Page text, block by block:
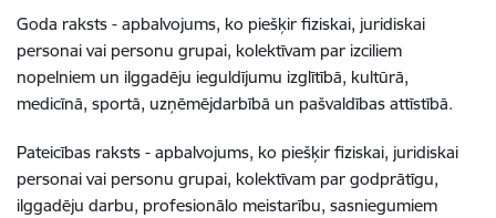
Goda raksts - apbalvojums, ko piešķir fiziskai, juridiskai
personai vai personu grupai, kolektīvam par izciliem
nopelniem un ilggadēju ieguldījumu izglītībā, kultūrā,
medicīnā, sportā, uzņēmējdarbībā un pašvaldības attīstībā.
Pateicības raksts - apbalvojums, ko piešķir fiziskai, juridiskai
personai vai personu grupai, kolektīvam par godprātīgu,
ilggadēju darbu, profesionālo meistarību, sasniegumiem